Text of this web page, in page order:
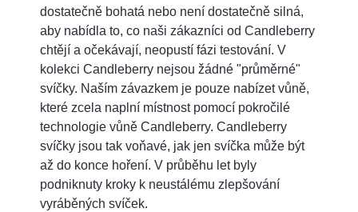
dostatečně bohatá nebo není dostatečně silná,
aby nabídla to, co naši zákazníci od Candleberry
chtějí a očekávají, neopustí fázi testování. V
kolekci Candleberry nejsou žádné "průměrné"
svíčky. Naším závazkem je pouze nabízet vůně,
které zcela naplní místnost pomocí pokročilé
technologie vůně Candleberry. Candleberry
svíčky jsou tak voňavé, jak jen svíčka může být
až do konce hoření. V průběhu let byly
podniknuty kroky k neustálému zlepšování
vyráběných svíček.